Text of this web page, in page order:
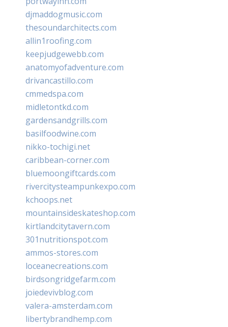
djmaddogmusic.com
thesoundarchitects.com
allin1roofing.com
keepjudgewebb.com
anatomyofadventure.com
drivancastillo.com
cmmedspa.com
midletontkd.com
gardensandgrills.com
basilfoodwine.com
nikko-tochigi.net
caribbean-corner.com
bluemoongiftcards.com
rivercitysteampunkexpo.com
kchoops.net
mountainsideskateshop.com
kirtlandcitytavern.com
301nutritionspot.com
ammos-stores.com
loceanecreations.com
birdsongridgefarm.com
joiedevivblog.com
valera-amsterdam.com
libertybrandhemp.com